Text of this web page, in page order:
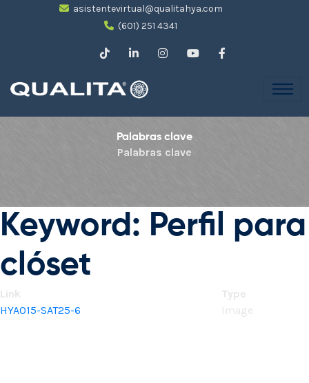
asistentevirtual@qualitahya.com
(601) 251 4341
Palabras clave
Palabras clave
Keyword: Perfil para
clóset
Link
Type
HYA015-SAT25-6
Image